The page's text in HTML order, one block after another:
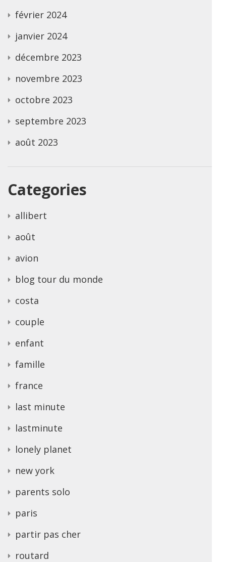
février 2024
janvier 2024
décembre 2023
novembre 2023
octobre 2023
septembre 2023
août 2023
Categories
allibert
août
avion
blog tour du monde
costa
couple
enfant
famille
france
last minute
lastminute
lonely planet
new york
parents solo
paris
partir pas cher
routard